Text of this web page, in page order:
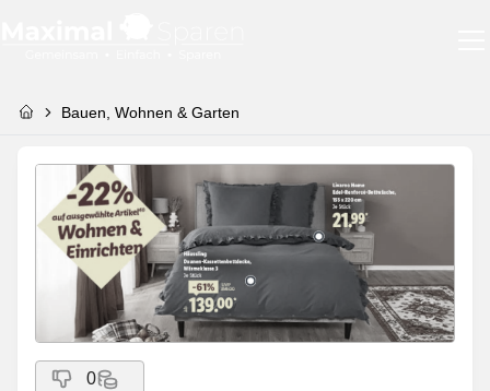
Bauen, Wohnen & Garten
0